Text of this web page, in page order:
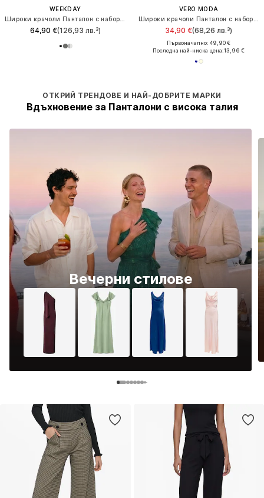
WEEKDAY
Широки крачоли Панталон с набор 'Dara'
64,90 €(126,93 лв.³)
VERO MODA
Широки крачоли Панталон с набор 'VMDREA'
34,90 €(68,26 лв.³)
Първоначално: 49,90 €
Последна най-ниска цена:13,96 €
ОТКРИЙ ТРЕНДОВЕ И НАЙ-ДОБРИТЕ МАРКИ
Вдъхновение за Панталони с висока талия
Вечерни стилове